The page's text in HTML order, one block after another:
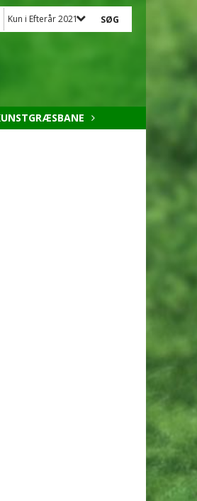
Kun i Efterår 2021